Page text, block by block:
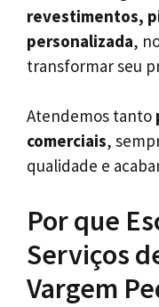
revestimentos,
personalizada,
transformar seu
Atendemos tanto
comerciais,
qualidade e
Por que
Serviços
Vargem